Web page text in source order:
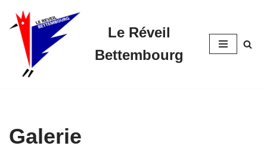
Skip
content
Le Réveil
Bettembourg
Galerie